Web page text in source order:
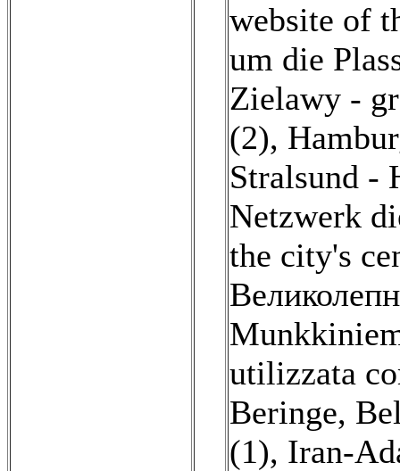
website of
um die
Zielawy -
(2),
Stralsund -
Netzwerk
the city's
utilizzata
Beringe,
(1), Iran-